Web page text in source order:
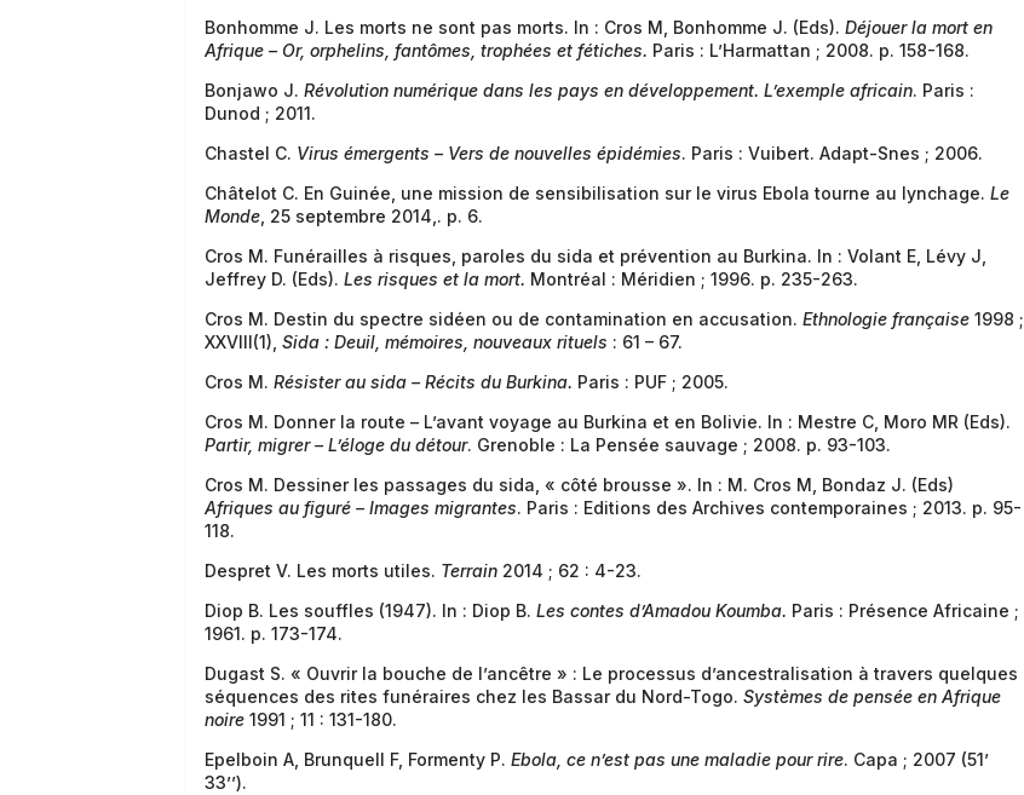
Bonhomme J. Les morts ne sont pas morts. In : Cros M, Bonhomme J. (Eds). Déjouer la mort en
Afrique – Or, orphelins, fantômes, trophées et fétiches. Paris : L’Harmattan ; 2008. p. 158-168.
Bonjawo J. Révolution numérique dans les pays en développement. L’exemple africain. Paris :
Dunod ; 2011.
Chastel C. Virus émergents – Vers de nouvelles épidémies. Paris : Vuibert. Adapt-Snes ; 2006.
Châtelot C. En Guinée, une mission de sensibilisation sur le virus Ebola tourne au lynchage. Le
Monde , 25 septembre 2014,. p. 6.
Cros M. Funérailles à risques, paroles du sida et prévention au Burkina. In : Volant E, Lévy J,
Jeffrey D. (Eds). Les risques et la mort. Montréal : Méridien ; 1996. p. 235-263.
Cros M. Destin du spectre sidéen ou de contamination en accusation. Ethnologie française 1998 ;
XXVIII(1), Sida : Deuil, mémoires, nouveaux rituels : 61 – 67.
Cros M. Résister au sida – Récits du Burkina. Paris : PUF ; 2005.
Cros M. Donner la route – L’avant voyage au Burkina et en Bolivie. In : Mestre C, Moro MR (Eds).
Partir, migrer – L’éloge du détour. Grenoble : La Pensée sauvage ; 2008. p. 93-103.
Cros M. Dessiner les passages du sida, « côté brousse ». In : M. Cros M, Bondaz J. (Eds)
Afriques au figuré – Images migrantes. Paris : Editions des Archives contemporaines ; 2013. p. 95-
118.
Despret V. Les morts utiles. Terrain 2014 ; 62 : 4-23.
Diop B. Les souffles (1947). In : Diop B. Les contes d’Amadou Koumba. Paris : Présence Africaine ;
1961. p. 173-174.
Dugast S. « Ouvrir la bouche de l’ancêtre » : Le processus d’ancestralisation à travers quelques
séquences des rites funéraires chez les Bassar du Nord-Togo. Systèmes de pensée en Afrique
noire 1991 ; 11 : 131-180.
Epelboin A, Brunquell F, Formenty P. Ebola, ce n’est pas une maladie pour rire. Capa ; 2007 (51’
33’’).